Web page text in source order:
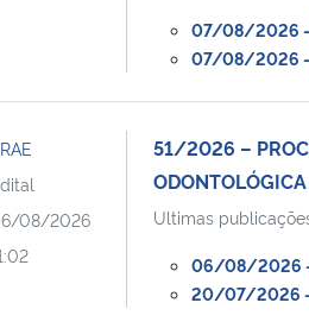
07/08/2026
07/08/2026
08/2026
51/2026 –
ODONTOLÓGICA
Ultimas
06/08/2026
20/07/2026 –